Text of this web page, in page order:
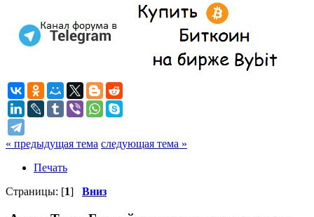
« предыдущая тема следующая тема »
Печать
Страницы: [1] Вниз